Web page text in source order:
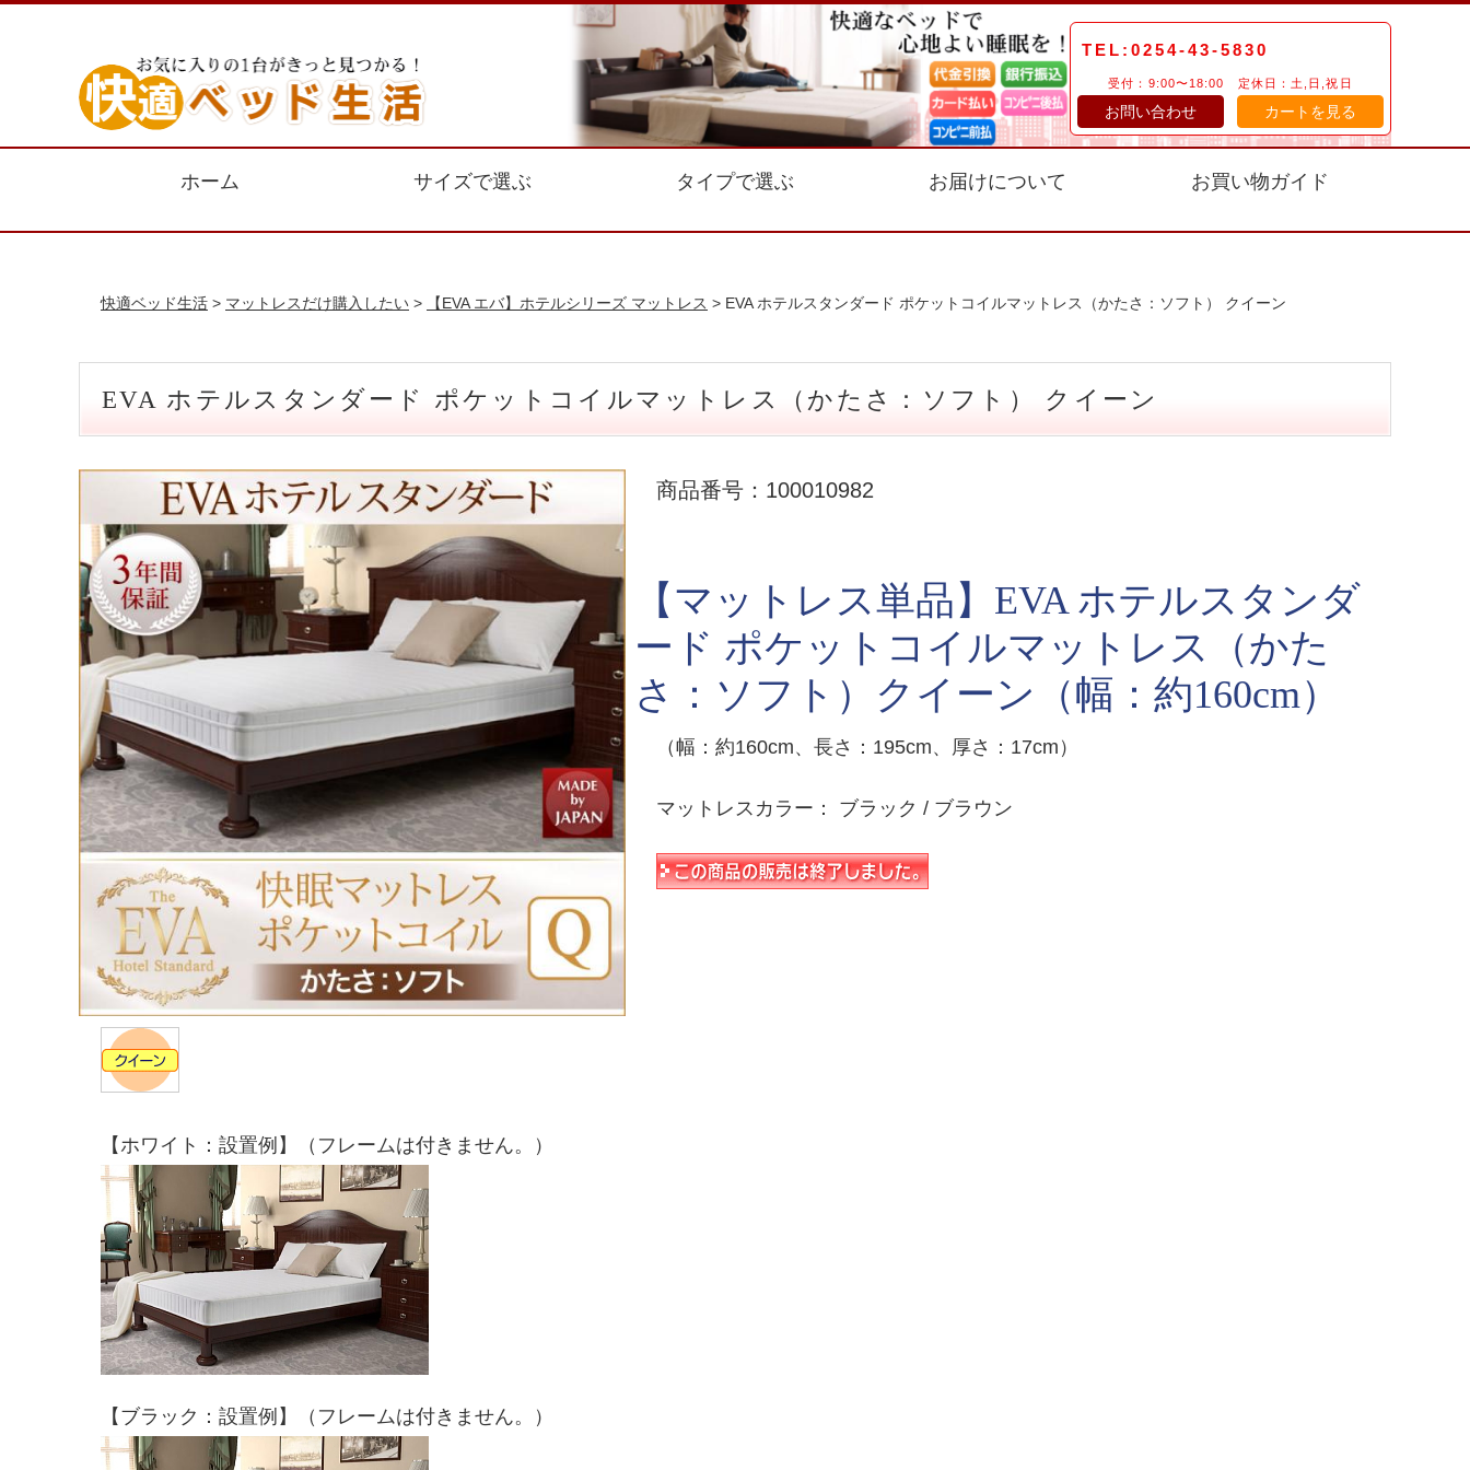
TEL:0254-43-5830
受付：9:00〜18:00 定休日：土,日,祝日
お問い合わせ カートを見る
ホーム サイズで選ぶ タイプで選ぶ お届けについて お買い物ガイド
快適ベッド生活 > マットレスだけ購入したい > 【EVA エバ】ホテルシリーズ マットレス > EVA ホテルスタンダード ポケットコイルマットレス（かたさ：ソフト） クイーン
EVA ホテルスタンダード ポケットコイルマットレス（かたさ：ソフト） クイーン
【ホワイト：設置例】（フレームは付きません。）
【ブラック：設置例】（フレームは付きません。）
商品番号：100010982
【マットレス単品】EVA ホテルスタンダ
ード ポケットコイルマットレス（かた
さ：ソフト）クイーン（幅：約160cm）
（幅：約160cm、長さ：195cm、厚さ：17cm）
マットレスカラー： ブラック / ブラウン